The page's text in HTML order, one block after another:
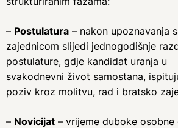
– Postulatura – nakon upoznavanja
zajednicom slijedi jednogodišnje
postulature, gdje kandidat uranja u
svakodnevni život samostana,
poziv kroz molitvu, rad i bratsko
– Novicijat – vrijeme duboke osobne